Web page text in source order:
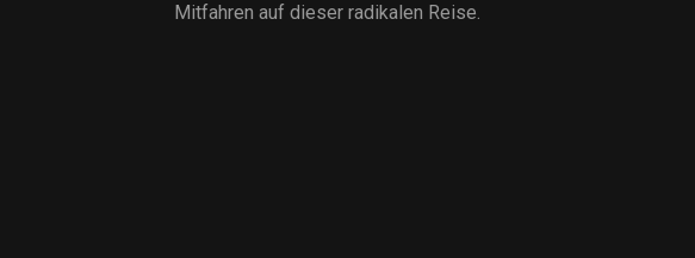
Mitfahren auf dieser radikalen Reise.